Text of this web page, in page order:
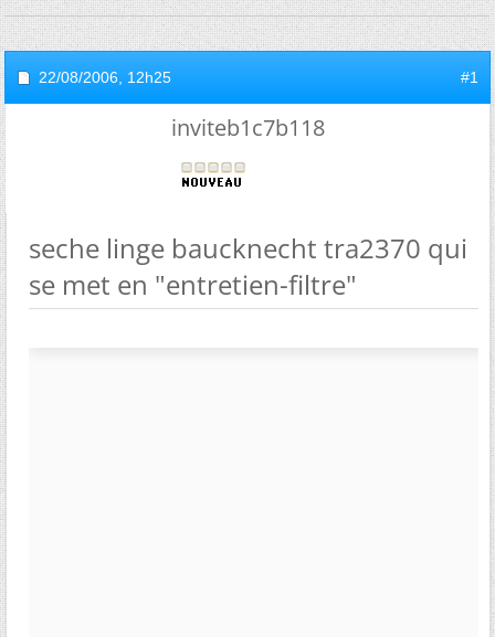
22/08/2006, 12h25 #1
inviteb1c7b118
seche linge baucknecht tra2370 qui
se met en "entretien-filtre"